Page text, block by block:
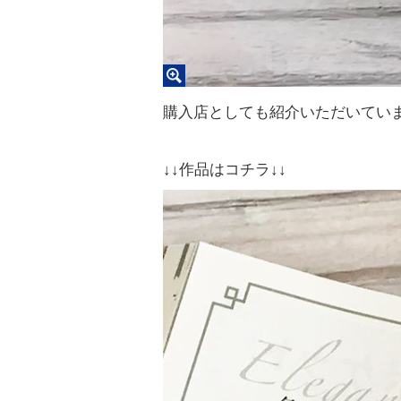
購入店としても紹介いただいてい
↓↓作品はコチラ↓↓